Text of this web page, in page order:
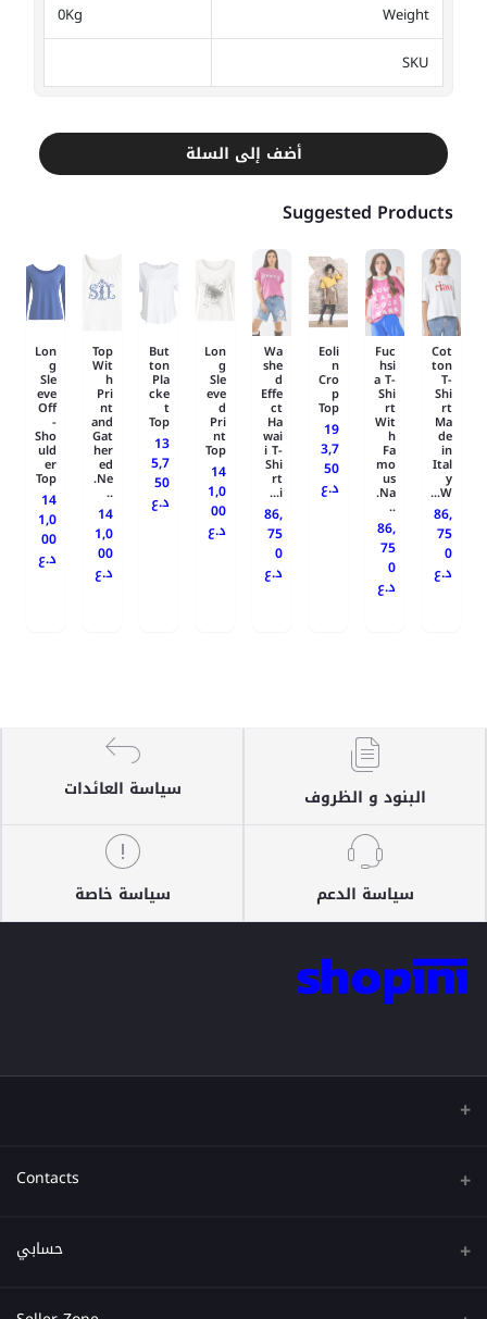
Weight
0Kg
SKU
أضف إلى السلة
Suggested Products
Cot
ton
T-
Shi
rt
Ma
de
in
Ital
y
W...
86,
75
0
د.ع
Fuc
hsi
a T-
Shi
rt
Wit
h
Fa
mo
us
Na.
..
86,
75
0
د.ع
Eoli
n
Cro
p
Top
19
3,7
50
د.ع
Wa
she
d
Effe
ct
Ha
wai
i T-
Shi
rt
i...
86,
75
0
د.ع
Lon
g
Sle
eve
d
Pri
nt
Top
14
1,0
00
د.ع
But
ton
Pla
cke
t
Top
13
5,7
50
د.ع
Top
Wit
h
Pri
nt
and
Gat
her
ed
Ne.
..
14
1,0
00
د.ع
Lon
g
Sle
eve
Off
-
Sho
uld
er
Top
14
1,0
00
د.ع
البنود و الظروف سياسة العائدات
سياسة الدعم سياسة خاصة
Contacts
عنوان
حسابي